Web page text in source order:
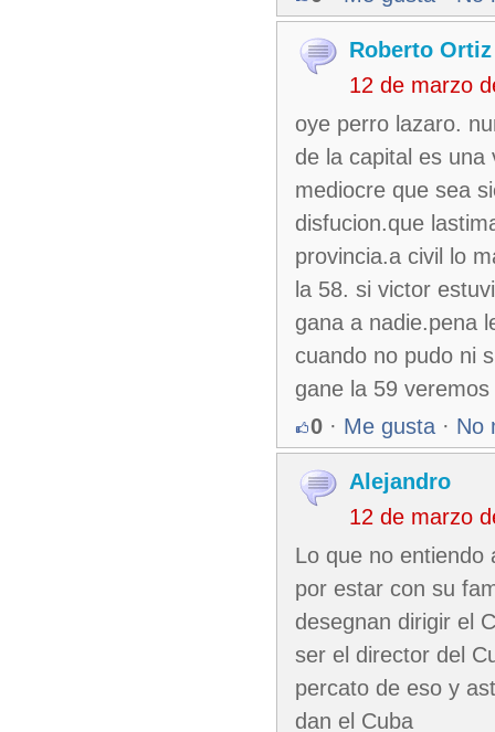
Roberto
12 de marzo
oye perro lazaro.
de la capital es
mediocre que sea
disfucion.que
provincia.a civil lo
la 58. si victor
gana a nadie.pena
cuando no pudo ni
gane la 59
0 · Me gusta · No
Alejandro
12 de marzo
Lo que no entiendo
por estar con su
desegnan dirigir el
ser el director del
percato de eso y
dan el Cuba